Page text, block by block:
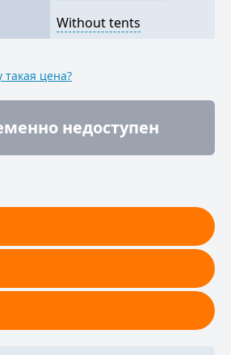
Without tents
такая цена?
недоступен